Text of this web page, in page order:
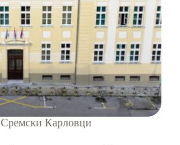
Сремски Карловци